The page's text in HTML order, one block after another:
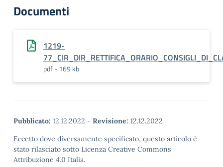
Documenti
1219-
pdf - 169 kb
Pubblicato: 12.12.2022 - Revisione: 12.12.2022
Eccetto dove diversamente specificato, questo articolo è
stato rilasciato sotto Licenza Creative Commons
Attribuzione 4.0 Italia.